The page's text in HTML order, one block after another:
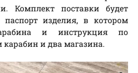
Комплект поставки будет
изделия, в котором
и инструкция по
карабин и два магазина.